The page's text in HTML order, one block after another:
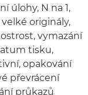
úlohy, N na 1,
originály,
vymazání
tisku,
opakování
převrácení
průkazů